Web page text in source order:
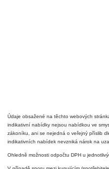
Údaje obsažené na těchto webových
indikativní nabídky nejsou nabídkou ve
zákoníku, ani se nejedná o veřejný příslib
indikativních nabídek nevzniká nárok na
Ohledně možnosti odpočtu DPH u